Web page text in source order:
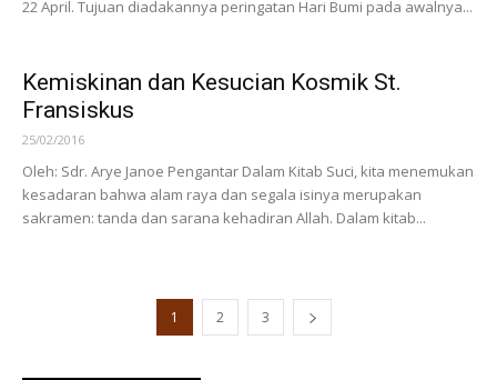
22 April. Tujuan diadakannya peringatan Hari Bumi pada awalnya...
Kemiskinan dan Kesucian Kosmik St.
Fransiskus
25/02/2016
Oleh: Sdr. Arye Janoe Pengantar Dalam Kitab Suci, kita menemukan
kesadaran bahwa alam raya dan segala isinya merupakan
sakramen: tanda dan sarana kehadiran Allah. Dalam kitab...
1 2 3